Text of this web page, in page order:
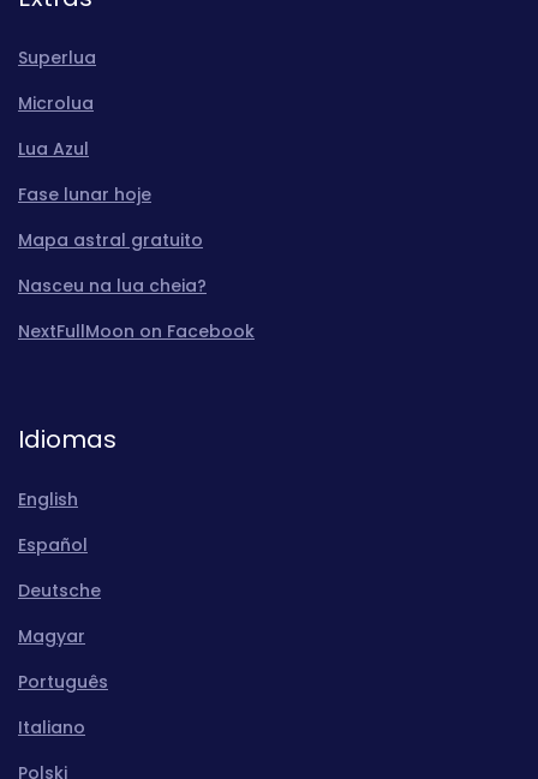
Superlua
Microlua
Lua Azul
Fase lunar hoje
Mapa astral gratuito
Nasceu na lua cheia?
NextFullMoon on Facebook
Idiomas
English
Español
Deutsche
Magyar
Português
Italiano
Polski